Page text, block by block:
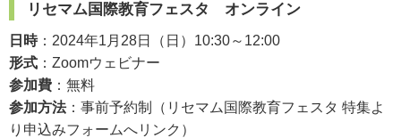
リセマム国際教育フェスタ オンライン
日時：2024年1月28日（日）10:30～12:00
形式 ：Zoomウェビナー
参加費 ：無料
参加方法：事前予約制（リセマム国際教育フェスタ 特集よ
り申込みフォームへリンク）